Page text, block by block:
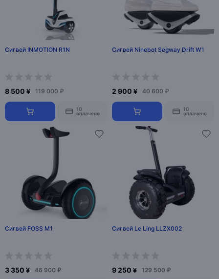
Сигвей INMOTION R1N
8 500 ¥ 119 000 ₽
10
оплачено
Сигвей Ninebot Segway Drift W1
2 900 ¥ 40 600 ₽
10
оплачено
Сигвей FOSS M1
3 350 ¥ 46 900 ₽
Сигвей Le Ling LLZX002
9 250 ¥ 129 500 ₽